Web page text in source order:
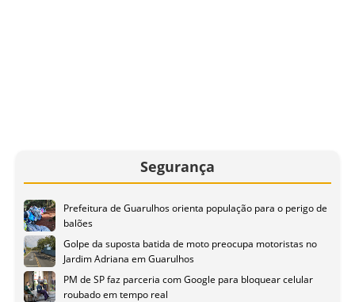
Segurança
Prefeitura de Guarulhos orienta população para o perigo de
balões
Golpe da suposta batida de moto preocupa motoristas no
Jardim Adriana em Guarulhos
PM de SP faz parceria com Google para bloquear celular
roubado em tempo real